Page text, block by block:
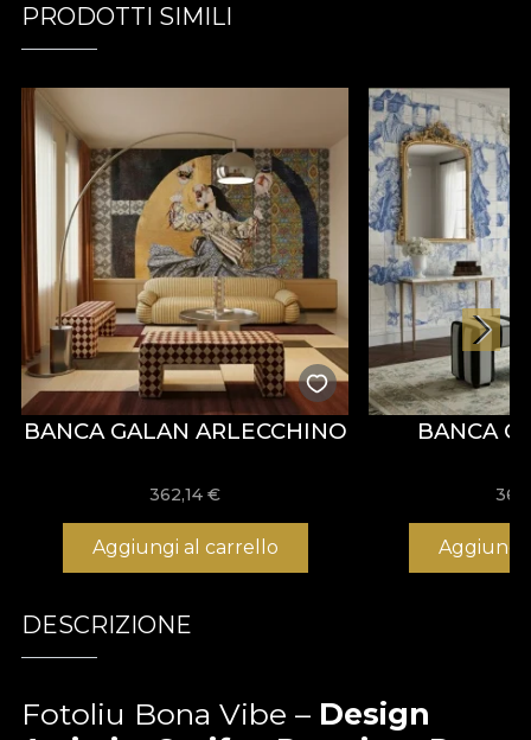
PRODOTTI SIMILI
BANCA GALAN ARLECCHINO
362,14€
Aggiungi al carrello
BANCA
Aggiungi
DESCRIZIONE
Fotoliu Bona Vibe – Design